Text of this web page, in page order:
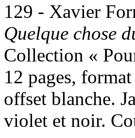
129 - Xavier
Quelque chose
Collection «
12 pages,
offset blanche.
violet et noir.